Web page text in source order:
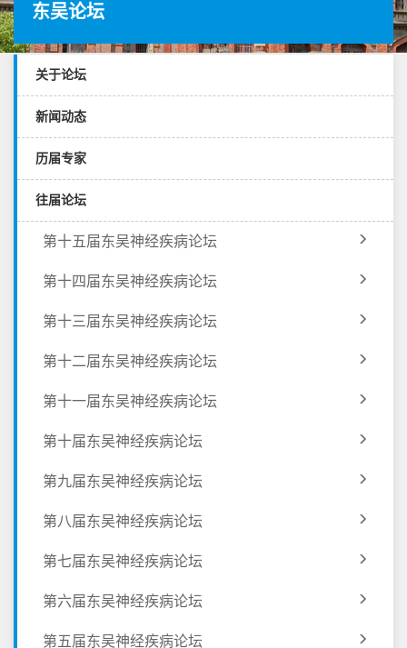
东吴论坛
关于论坛
新闻动态
历届专家
往届论坛
第十五届东吴神经疾病论坛
第十四届东吴神经疾病论坛
第十三届东吴神经疾病论坛
第十二届东吴神经疾病论坛
第十一届东吴神经疾病论坛
第十届东吴神经疾病论坛
第九届东吴神经疾病论坛
第八届东吴神经疾病论坛
第七届东吴神经疾病论坛
第六届东吴神经疾病论坛
第五届东吴神经疾病论坛